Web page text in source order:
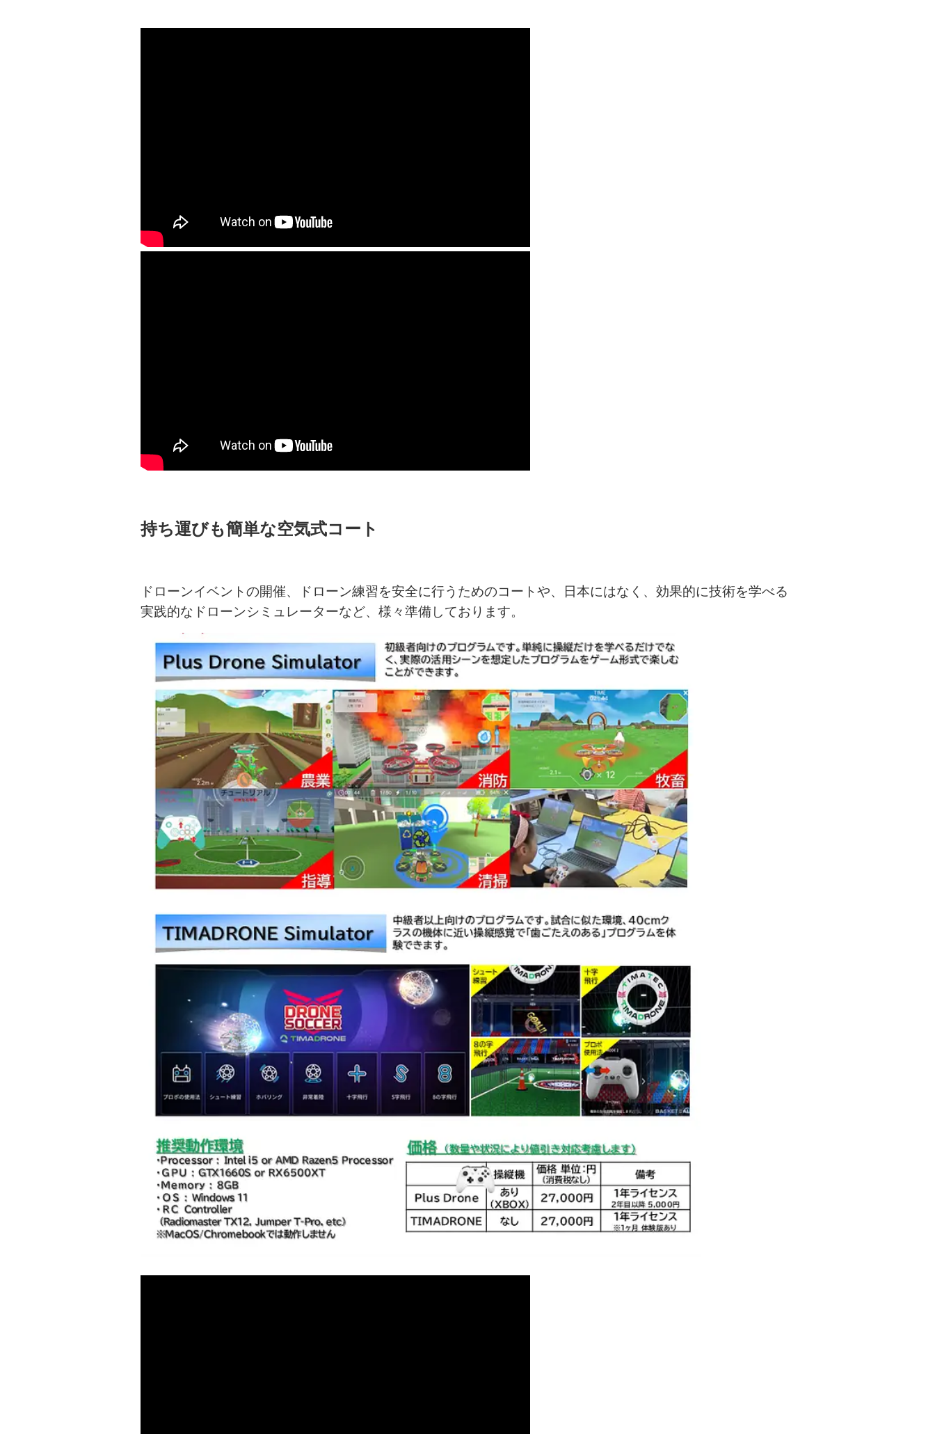
持ち運びも簡単な空気式コート
ドローンイベントの開催、ドローン練習を安全に行うためのコートや、日本にはなく、効果的に技術を学べる
実践的なドローンシミュレーターなど、様々準備しております。